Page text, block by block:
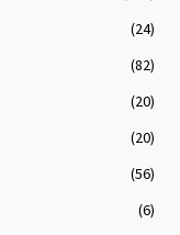
(24)
(82)
(20)
(20)
(56)
(6)